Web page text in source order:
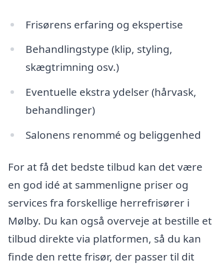
Frisørens erfaring og ekspertise
Behandlingstype (klip, styling,
skægtrimning osv.)
Eventuelle ekstra ydelser (hårvask,
behandlinger)
Salonens renommé og beliggenhed
For at få det bedste tilbud kan det være
en god idé at sammenligne priser og
services fra forskellige herrefrisører i
Mølby. Du kan også overveje at bestille et
tilbud direkte via platformen, så du kan
finde den rette frisør, der passer til dit